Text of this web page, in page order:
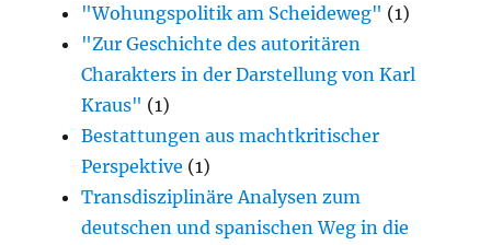
"Wohungspolitik am Scheideweg" (1)
"Zur Geschichte des autoritären
Charakters in der Darstellung von Karl
Kraus" (1)
Bestattungen aus machtkritischer
Perspektive (1)
Transdisziplinäre Analysen zum
deutschen und spanischen Weg in die